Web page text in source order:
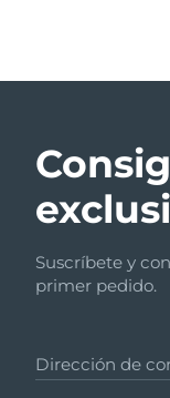
Suscríbete y
primer pedido.
Dirección de